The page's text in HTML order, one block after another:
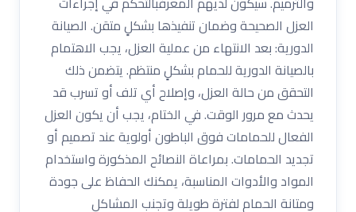
العزل الصحيحة وضمان تنفيذها بشكلٍ متقن. الصيانة
الدورية: بعد الانتهاء من عملية العزل، يجب الاهتمام
بالصيانة الدورية للحمام بشكلٍ منتظم. يتضمن ذلك
التحقق من حالة العزل، وإصلاح أي تلف أو تسرب قد
يحدث مع مرور الوقت. في الختام، يجب أن يكون العزل
الفعال للحمامات فوق الباطون أولوية عند تصميم أو
تجديد الحمامات. بمراعاة النصائح المذكورة واستخدام
المواد والأدوات المناسبة، يمكنك الحفاظ على جودة
ومتانة الحمام لفترة طويلة وتجنب المشاكل